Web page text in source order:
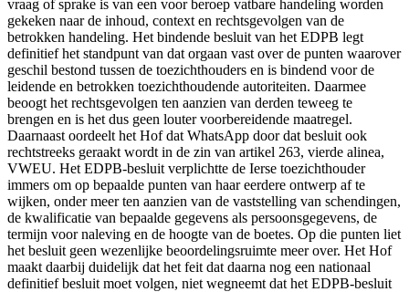
vraag of sprake is van een voor beroep vatbare handeling worden
gekeken naar de inhoud, context en rechtsgevolgen van de
betrokken handeling. Het bindende besluit van het EDPB legt
definitief het standpunt van dat orgaan vast over de punten waarover
geschil bestond tussen de toezichthouders en is bindend voor de
leidende en betrokken toezichthoudende autoriteiten. Daarmee
beoogt het rechtsgevolgen ten aanzien van derden teweeg te
brengen en is het dus geen louter voorbereidende maatregel.
Daarnaast oordeelt het Hof dat WhatsApp door dat besluit ook
rechtstreeks geraakt wordt in de zin van artikel 263, vierde alinea,
VWEU. Het EDPB-besluit verplichtte de Ierse toezichthouder
immers om op bepaalde punten van haar eerdere ontwerp af te
wijken, onder meer ten aanzien van de vaststelling van schendingen,
de kwalificatie van bepaalde gegevens als persoonsgegevens, de
termijn voor naleving en de hoogte van de boetes. Op die punten liet
het besluit geen wezenlijke beoordelingsruimte meer over. Het Hof
maakt daarbij duidelijk dat het feit dat daarna nog een nationaal
definitief besluit moet volgen, niet wegneemt dat het EDPB-besluit